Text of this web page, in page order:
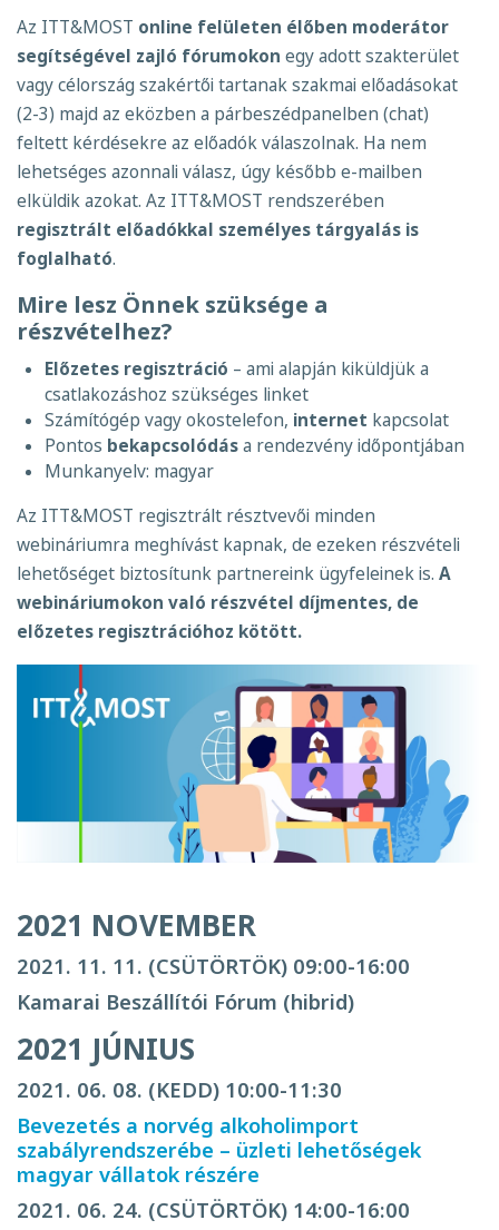
Az ITT&MOST online felületen élőben moderátor
segítségével zajló fórumokon egy adott szakterület
vagy célország szakértői tartanak szakmai előadásokat
(2-3) majd az eközben a párbeszédpanelben (chat)
feltett kérdésekre az előadók válaszolnak. Ha nem
lehetséges azonnali válasz, úgy később e-mailben
elküldik azokat. Az ITT&MOST rendszerében
regisztrált előadókkal személyes tárgyalás is
foglalható.
Mire lesz Önnek szüksége a
részvételhez?
Előzetes regisztráció – ami alapján kiküldjük a
csatlakozáshoz szükséges linket
Számítógép vagy okostelefon, internet kapcsolat
Pontos bekapcsolódása rendezvény időpontjában
Munkanyelv: magyar
Az ITT&MOST regisztrált résztvevői minden
webináriumra meghívást kapnak, de ezeken részvételi
lehetőséget biztosítunk partnereink ügyfeleinek is. A
webináriumokon való részvétel díjmentes, de
előzetes regisztrációhoz kötött.
2021 NOVEMBER
2021. 11. 11. (CSÜTÖRTÖK) 09:00-16:00
Kamarai Beszállítói Fórum (hibrid)
2021 JÚNIUS
2021. 06. 08. (KEDD) 10:00-11:30
Bevezetés a norvég alkoholimport
szabályrendszerébe – üzleti lehetőségek
magyar vállatok részére
2021. 06. 24. (CSÜTÖRTÖK) 14:00-16:00